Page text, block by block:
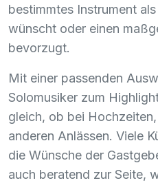
bestimmtes Instrument
wünscht oder einen
bevorzugt.
Mit einer passenden
Solomusiker zum
gleich, ob bei
anderen Anlässen. Viele
die Wünsche der
auch beratend zur Seite,